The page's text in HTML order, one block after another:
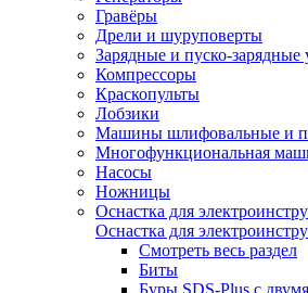
Гравёры
Дрели и шуруповерты
Зарядные и пуско-зарядные
Компрессоры
Краскопульты
Лобзики
Машины шлифовальные и
Многофункциональная
Насосы
Ножницы
Оснастка для
Оснастка для
Смотреть весь раздел
Биты
Буры SDS-Plus c